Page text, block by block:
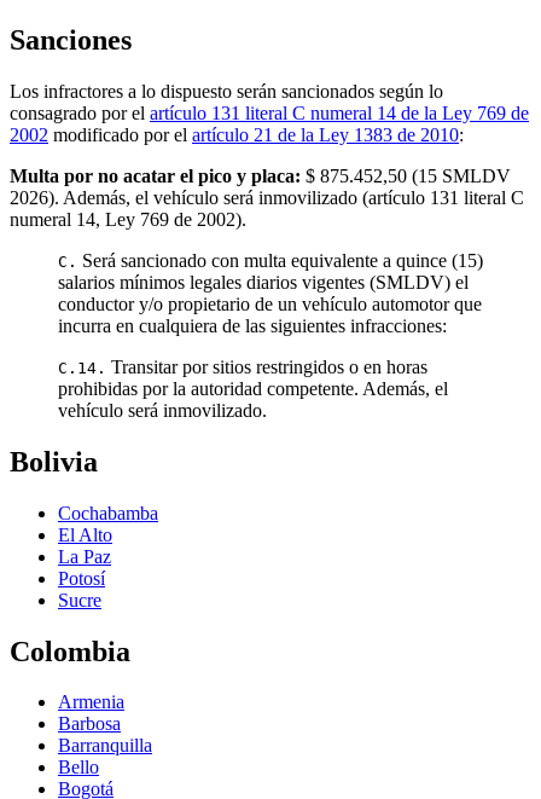
Sanciones
Los infractores a lo dispuesto serán sancionados según lo
consagrado por el artículo 131 literal C numeral 14 de la Ley 769 de
2002 modificado por el artículo 21 de la Ley 1383 de 2010:
Multa por no acatar el pico y placa: $ 875.452,50 (15 SMLDV
2026). Además, el vehículo será inmovilizado (artículo 131 literal C
numeral 14, Ley 769 de 2002).
C. Será sancionado con multa equivalente a quince (15)
salarios mínimos legales diarios vigentes (SMLDV) el
conductor y/o propietario de un vehículo automotor que
incurra en cualquiera de las siguientes infracciones:
C.14. Transitar por sitios restringidos o en horas
prohibidas por la autoridad competente. Además, el
vehículo será inmovilizado.
Bolivia
Cochabamba
El Alto
La Paz
Potosí
Sucre
Colombia
Armenia
Barbosa
Barranquilla
Bello
Bogotá